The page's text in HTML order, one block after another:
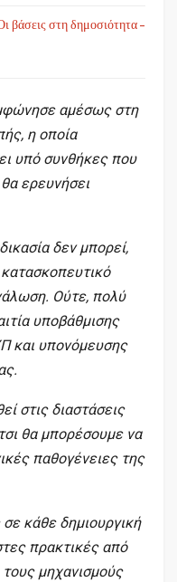
βάσεις στη δημοσιότητα –
αμέσως στη
η οποία
υπό συνθήκες που
ερευνήσει
δεν μπορεί,
Ούτε, πολύ
υποβάθμισης
και υπονόμευσης
στις διαστάσεις
θα μπορέσουμε να
παθογένειες της
κάθε δημιουργική
πρακτικές από
τους μηχανισμούς